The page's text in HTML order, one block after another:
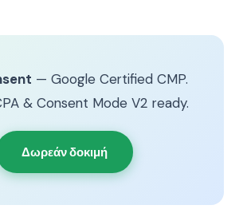
— Google Certified CMP.
& Consent Mode V2 ready.
Δωρεάν δοκιμή